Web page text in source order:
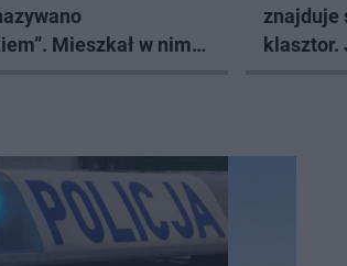
Mieszkał w nim
znajduje
klasztor.